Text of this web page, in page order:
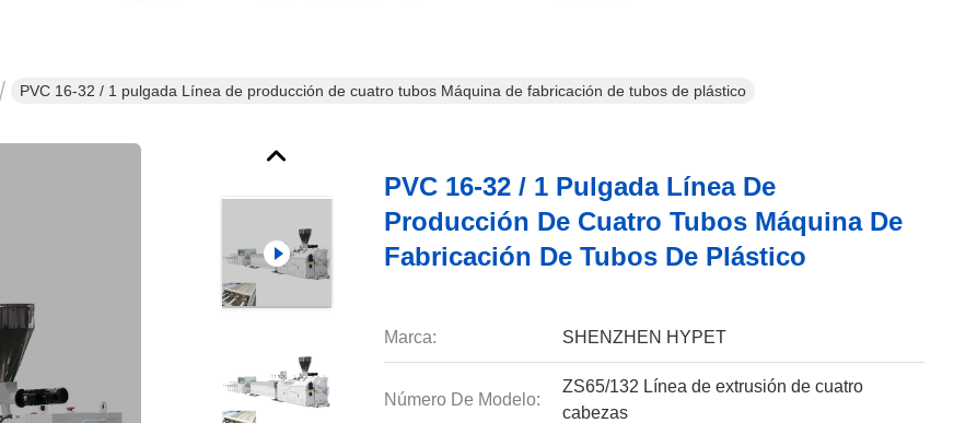
PVC 16-32 / 1 pulgada Línea de producción de cuatro tubos Máquina de fabricación de tubos de plástico
PVC 16-32 / 1 Pulgada Línea De
Producción De Cuatro Tubos Máquina De
Fabricación De Tubos De Plástico
Marca: SHENZHEN HYPET
Número De Modelo:
ZS65/132 Línea de extrusión de cuatro
cabezas